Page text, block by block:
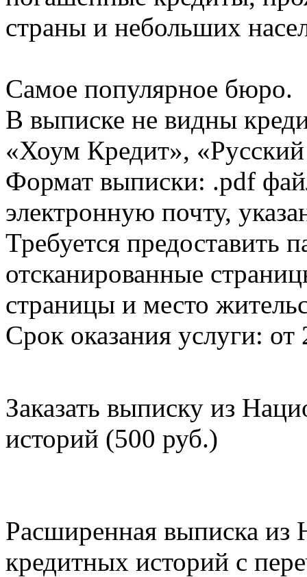
страны и небольших
Самое популярное бюро.
В выписке не видны
«Хоум Кредит»,
Формат выписки: .pdf
электронную почту,
Требуется предоставить
отсканированные
страницы и место
Срок оказания услуги: от
Заказать выписку из
историй (500 руб.)
Расширенная выписка из
кредитных историй с